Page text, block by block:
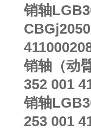
销轴
销轴（动
352 001
销轴
253 001